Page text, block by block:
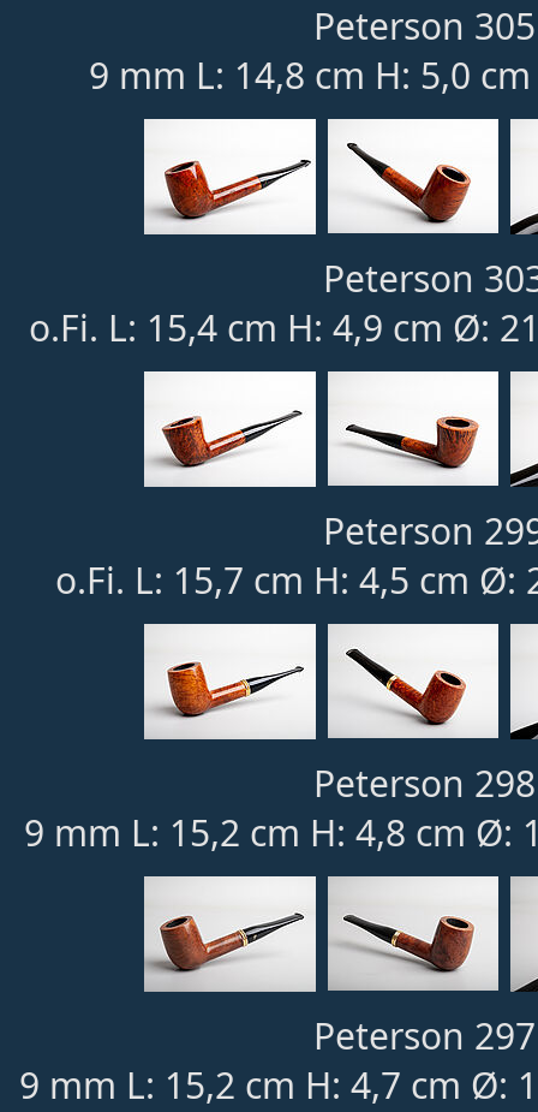
Peterson
9 mm L: 14,8 cm H: 5,0
Peterson
o.Fi. L: 15,4 cm H: 4,9 cm Ø:
Peterson
o.Fi. L: 15,7 cm H: 4,5 cm Ø:
Peterson
9 mm L: 15,2 cm H: 4,8 cm Ø:
Peterson
9 mm L: 15,2 cm H: 4,7 cm Ø: